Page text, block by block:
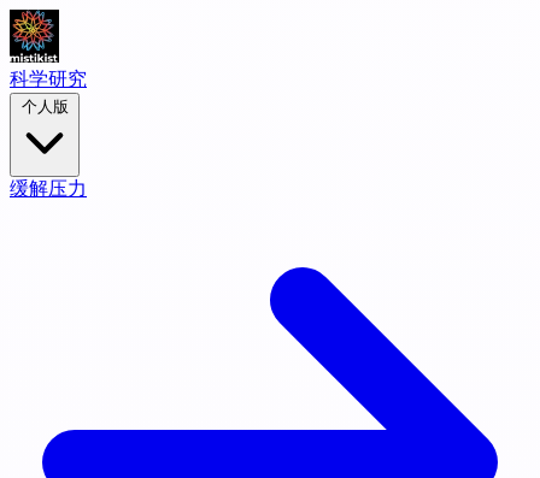
科学研究
缓解压力